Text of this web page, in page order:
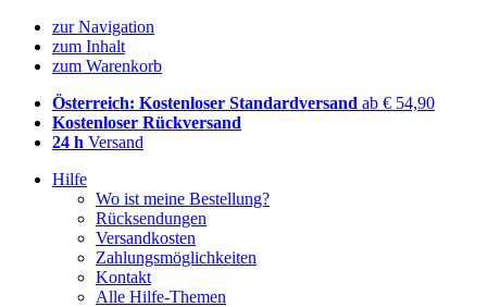
zur Navigation
zum Inhalt
zum Warenkorb
Österreich: Kostenloser Standardversand ab € 54,90
Kostenloser Rückversand
24 h Versand
Hilfe
Wo ist meine Bestellung?
Rücksendungen
Versandkosten
Zahlungsmöglichkeiten
Kontakt
Alle Hilfe-Themen